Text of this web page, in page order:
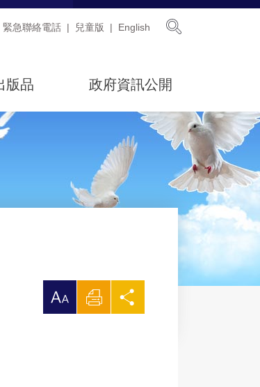
緊急聯絡電話 兒童版 English
版品 政府資訊公開
放 列